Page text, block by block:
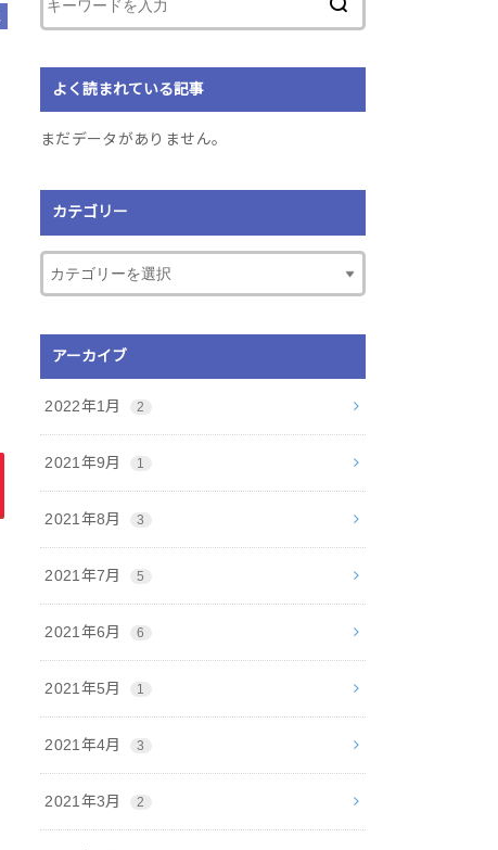
よく読まれている記事
まだデータがありません。
カテゴリー
アーカイブ
2022年1月 2
2021年9月 1
2021年8月 3
2021年7月 5
2021年6月 6
2021年5月 1
2021年4月 3
2021年3月 2